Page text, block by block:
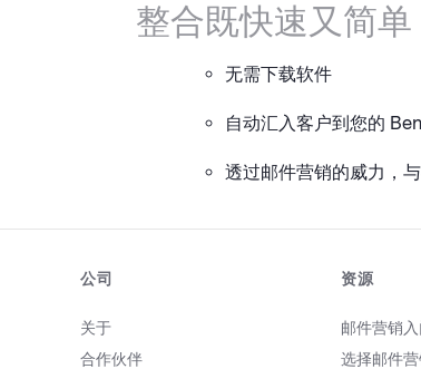
整合既快速又简单
无需下载软件
自动汇入客户到您的
透过邮件营销的威力，与
公司
关于
合作伙伴
资源
邮件营销
选择邮件